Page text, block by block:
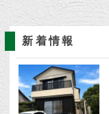
新着情報